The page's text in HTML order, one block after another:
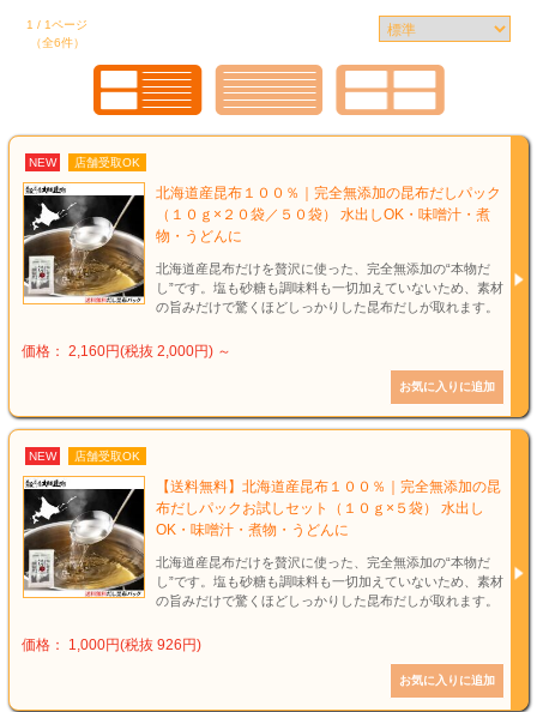
1 / 1ページ
（全6件）
NEW 店舗受取OK
北海道産昆布１００％｜完全無添加の昆布だしパック
（１０ｇ×２０袋／５０袋） 水出しOK・味噌汁・煮
物・うどんに
北海道産昆布だけを贅沢に使った、完全無添加の“本物だ
し”です。塩も砂糖も調味料も一切加えていないため、素材
の旨みだけで驚くほどしっかりした昆布だしが取れます。
価格： 2,160円(税抜 2,000円) ～
NEW 店舗受取OK
【送料無料】北海道産昆布１００％｜完全無添加の昆
布だしパックお試しセット（１０ｇ×５袋） 水出し
OK・味噌汁・煮物・うどんに
北海道産昆布だけを贅沢に使った、完全無添加の“本物だ
し”です。塩も砂糖も調味料も一切加えていないため、素材
の旨みだけで驚くほどしっかりした昆布だしが取れます。
価格： 1,000円(税抜 926円)